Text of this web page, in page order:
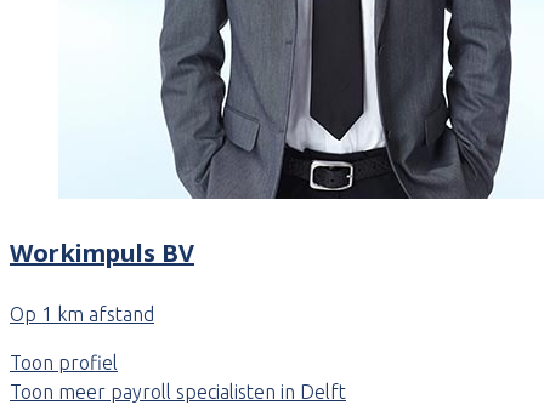
Workimpuls BV
Op 1 km afstand
Toon profiel
Toon meer payroll specialisten in Delft